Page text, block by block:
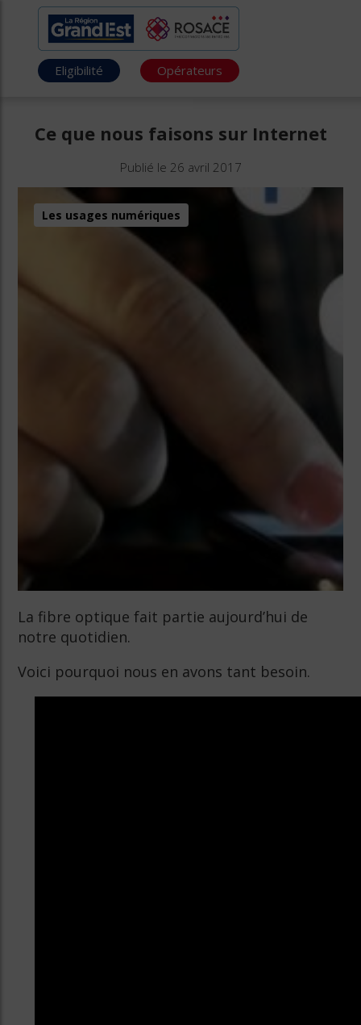
Eligibilité Opérateurs
Ce que nous faisons sur Internet
Publié le 26 avril 2017
Les usages numériques
La fibre optique fait partie aujourd’hui de
notre quotidien.
Voici pourquoi nous en avons tant besoin.